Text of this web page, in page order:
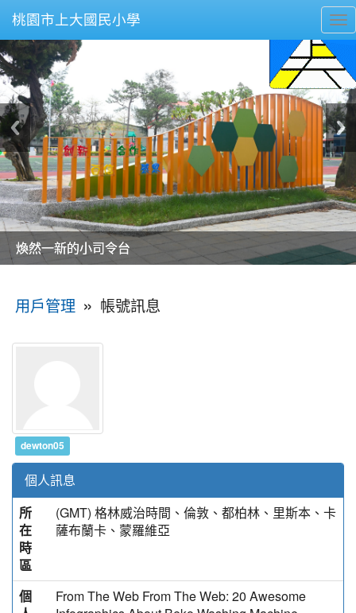
桃園市上大國民小學
美麗的操場是我們活力的來源
美麗的操場是我們活力的來源
煥然一新的小司令台
煥然一新的小司令台
富含桃園埤塘田園風光意象的中廊
富含桃園埤塘田園風光意象的中廊
嶄新的中庭廣場
嶄新的中庭廣場
水生池生生不息
水生池生生不息
用戶管理 » 帳號訊息
dewton05
個人訊息
所
在
時
區
(GMT) 格林威治時間、倫敦、都柏林、里斯本、卡
薩布蘭卡、蒙羅維亞
個
From The Web From The Web: 20 Awesome